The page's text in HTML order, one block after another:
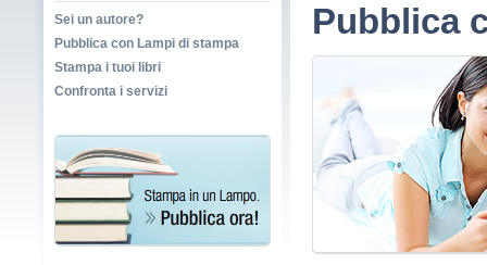
Sei un autore?
Pubblica con Lampi di stampa
Stampa i tuoi libri
Confronta i servizi
Pubblica